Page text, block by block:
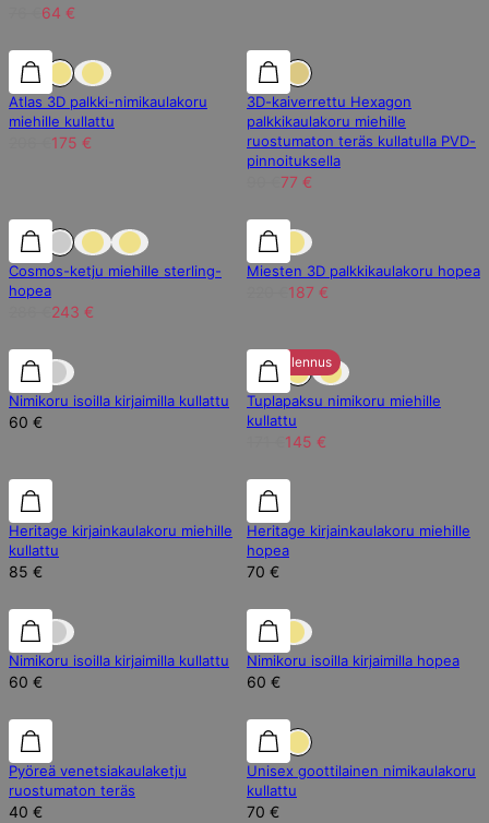
64 €
15% alennus 15% alennus
Atlas 3D palkki-nimikaulakoru
miehille kullattu
175 €
15% alennus
Paras isälle!
3D-kaiverrettu Hexagon
palkkikaulakoru miehille
ruostumaton teräs kullatulla PVD-
pinnoituksella
77 €
15% alennus 15% alennus
Cosmos-ketju miehille sterling-
hopea
243 €
15% alennus
Miesten 3D palkkikaulakoru hopea
187 €
Nimikoru isoilla kirjaimilla kullattu
60 €
15% alennus
Tuplapaksu nimikoru miehille
kullattu
145 €
Heritage kirjainkaulakoru miehille
kullattu
85 €
Heritage kirjainkaulakoru miehille
hopea
70 €
Nimikoru isoilla kirjaimilla kullattu
60 €
Nimikoru isoilla kirjaimilla hopea
60 €
Pyöreä venetsiakaulaketju
ruostumaton teräs
40 €
Unisex goottilainen nimikaulakoru
kullattu
70 €